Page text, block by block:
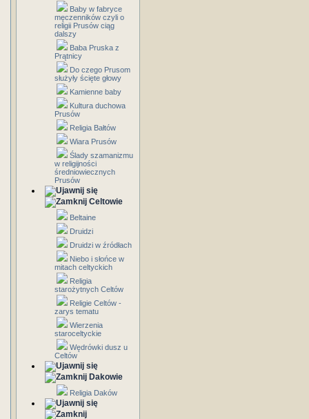
Baby w fabryce
męczenników czyli o
religii Prusów ciąg
dalszy
Baba Pruska z
Prątnicy
Do czego Prusom
służyły ścięte głowy
Kamienne baby
Kultura duchowa
Prusów
Religia Bałtów
Wiara Prusów
Ślady szamanizmu
w religijności
średniowiecznych
Prusów
Celtowie
Beltaine
Druidzi
Druidzi w źródłach
Niebo i słońce w
mitach celtyckich
Religia
starożytnych Celtów
Religie Celtów -
zarys tematu
Wierzenia
staroceltyckie
Wędrówki dusz u
Celtów
Dakowie
Religia Daków